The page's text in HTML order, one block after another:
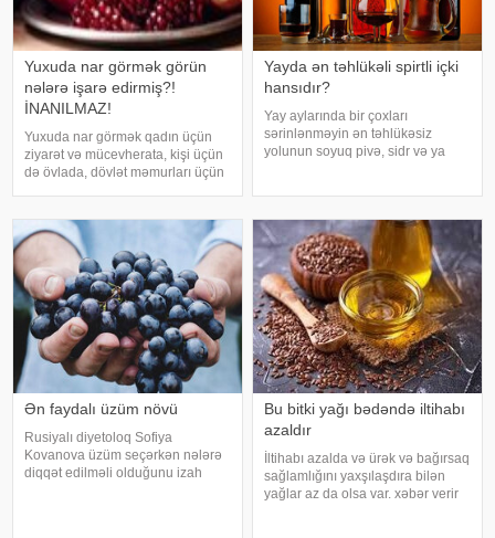
Yuxuda nar görmək görün
nələrə işarə edirmiş?!
İNANILMAZ!
Yuxuda nar görmək qadın üçün
ziyarət və mücevherata, kişi üçün
də övlada, dövlət məmurları üçün
bərəkətinə, tacir üçün çox quru,
xalq üçün yaxşı bir idarəy
Yayda ən təhlükəli spirtli içki
hansıdır?
Yay aylarında bir çoxları
sərinlənməyin ən təhlükəsiz
yolunun soyuq pivə, sidr və ya
az alkoqollu içkilər çox vaxt
zərərsi
Ən faydalı üzüm növü
Rusiyalı diyetoloq Sofiya
Kovanova üzüm seçərkən nələrə
diqqət edilməli olduğunu izah
Bu bitki yağı bədəndə iltihabı
azaldır
İltihabı azalda və ürək və bağırsaq
sağlamlığını yaxşılaşdıra bilən
yağlar az da olsa var. xəbər verir